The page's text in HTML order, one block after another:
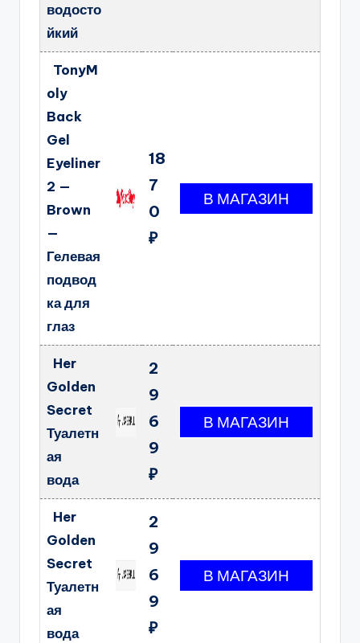
водосто
йкий
TonyM
oly
Back
Gel
Eyeliner
2 —
Brown
—
Гелевая
подвод
ка для
глаз
18
7
0
₽
Her
Golden
Secret
Туалетн
ая
вода
2
9
6
9
₽
Her
Golden
Secret
Туалетн
ая
вода
2
9
6
9
₽